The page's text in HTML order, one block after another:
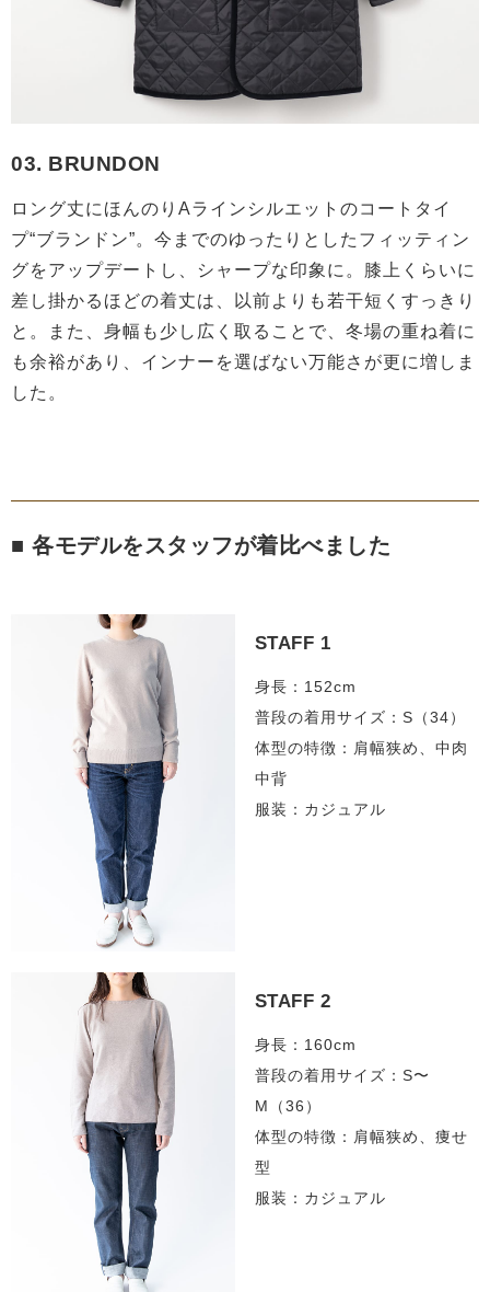
03. BRUNDON
ロング丈にほんのりAラインシルエットのコートタイ
プ“ブランドン”。今までのゆったりとしたフィッティン
グをアップデートし、シャープな印象に。膝上くらいに
差し掛かるほどの着丈は、以前よりも若干短くすっきり
と。また、身幅も少し広く取ることで、冬場の重ね着に
も余裕があり、インナーを選ばない万能さが更に増しま
した。
■ 各モデルをスタッフが着比べました
STAFF 1
身長：152cm
普段の着用サイズ：S（34）
体型の特徴：肩幅狭め、中肉
中背
服装：カジュアル
STAFF 2
身長：160cm
普段の着用サイズ：S〜
M（36）
体型の特徴：肩幅狭め、痩せ
型
服装：カジュアル